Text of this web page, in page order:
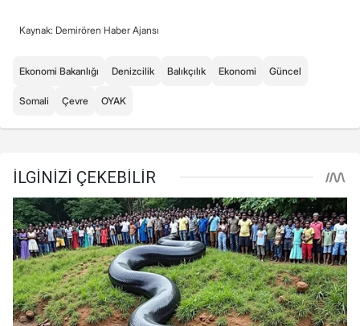
Kaynak: Demirören Haber Ajansı
Ekonomi Bakanlığı Denizcilik Balıkçılık Ekonomi Güncel
Somali Çevre OYAK